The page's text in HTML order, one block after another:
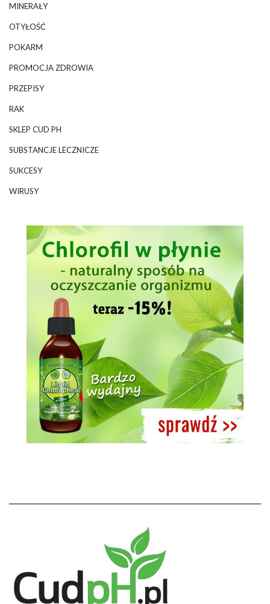
MINERAŁY
OTYŁOŚĆ
POKARM
PROMOCJA ZDROWIA
PRZEPISY
RAK
SKLEP CUD PH
SUBSTANCJE LECZNICZE
SUKCESY
WIRUSY